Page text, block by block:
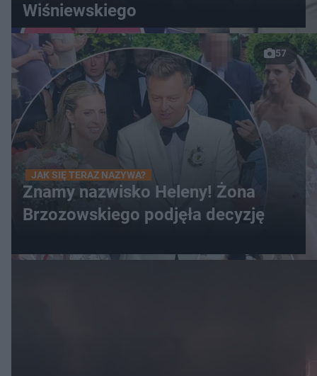
Wiśniewskiego
57
JAK SIĘ TERAZ NAZYWA?
Znamy nazwisko Heleny! Żona
Brzozowskiego podjęła decyzję